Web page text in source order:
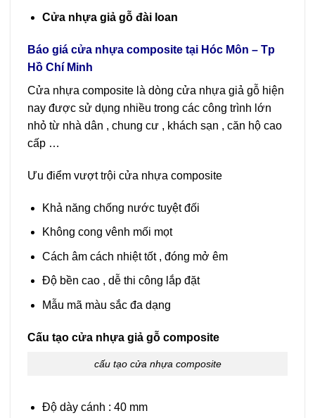
Cửa nhựa giả gỗ đài loan
Báo giá cửa nhựa composite tại Hóc Môn – Tp
Hồ Chí Minh
Cửa nhựa composite là dòng cửa nhựa giả gỗ hiện
nay được sử dụng nhiều trong các công trình lớn
nhỏ từ nhà dân , chung cư , khách sạn , căn hộ cao
cấp …
Ưu điểm vượt trội cửa nhựa composite
Khả năng chống nước tuyệt đối
Không cong vênh mối mọt
Cách âm cách nhiệt tốt , đóng mở êm
Độ bền cao , dễ thi công lắp đặt
Mẫu mã màu sắc đa dạng
Cấu tạo cửa nhựa giả gỗ composite
cấu tạo cửa nhựa composite
Độ dày cánh : 40 mm